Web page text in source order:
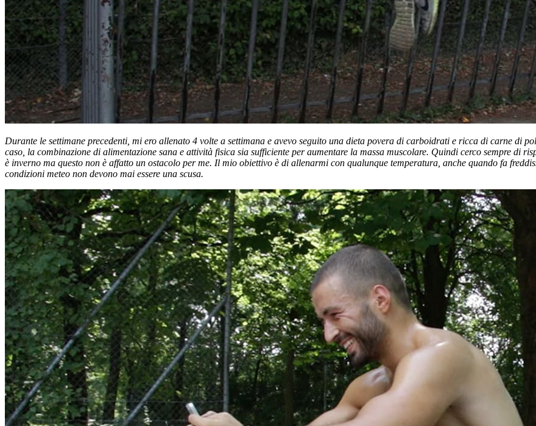
Durante le settimane precedenti, mi ero allenato 4 volte a settimana e avevo seguito una dieta povera di carboidrati e ricca di carne di
caso, la combinazione di alimentazione sana e attività fisica sia sufficiente per aumentare la massa muscolare. Quindi cerco sempre di
è inverno ma questo non è affatto un ostacolo per me. Il mio obiettivo è di allenarmi con qualunque temperatura, anche quando fa
condizioni meteo non devono mai essere una scusa.